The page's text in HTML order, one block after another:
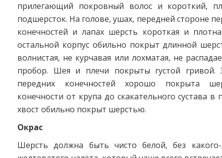
прилегающий покровный волос и короткий,
подшерсток. На голове, ушах, передней стороне
конечностей и лапах шерсть короткая и
остальной корпус обильно покрыт длинной
волнистая, не курчавая или лохматая, не
пробор. Шея и плечи покрыты густой гривой.
передних конечностей хорошо покрыта
конечности от крупа до скакательного сустава
хвост обильно покрыт шерстью.
Окрас
Шерсть должна быть чисто белой, без какого-